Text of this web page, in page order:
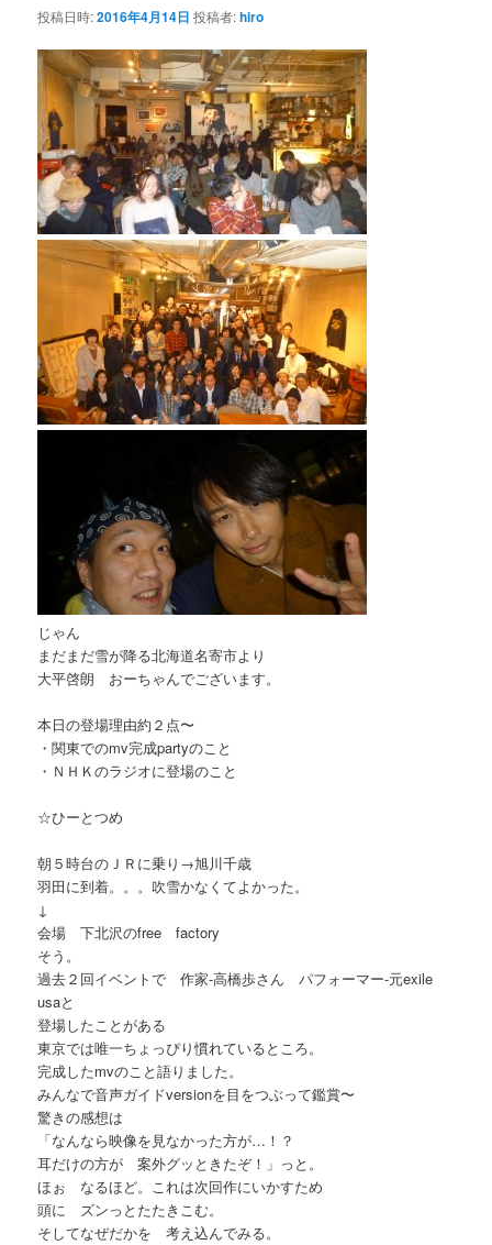
投稿日時:2016年4月14日 投稿者:hiro
じゃん
まだまだ雪が降る北海道名寄市より
大平啓朗 おーちゃんでございます。
本日の登場理由約２点〜
・関東でのmv完成partyのこと
・ＮＨＫのラジオに登場のこと
☆ひーとつめ
朝５時台のＪＲに乗り→旭川千歳
羽田に到着。。。吹雪かなくてよかった。
↓
会場 下北沢のfree factory
そう。
過去２回イベントで 作家-高橋歩さん パフォーマー-元exile
usaと
登場したことがある
東京では唯一ちょっぴり慣れているところ。
完成したmvのこと語りました。
みんなで音声ガイドversionを目をつぶって鑑賞〜
驚きの感想は
「なんなら映像を見なかった方が…！？
耳だけの方が 案外グッときたぞ！」っと。
ほぉ なるほど。これは次回作にいかすため
頭に ズンっとたたきこむ。
そしてなぜだかを 考え込んでみる。